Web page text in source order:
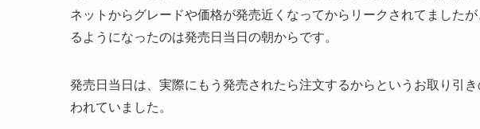
ネットからグレードや価格が発売近くなってからリークされてました
るようになったのは発売日当日の朝からです。
発売日当日は、実際にもう発売されたら注文するからというお取り引
われていました。